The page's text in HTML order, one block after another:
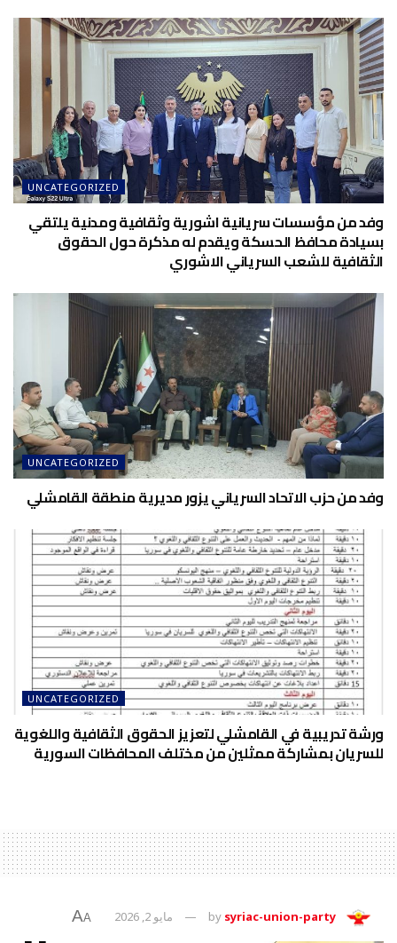
UNCATEGORIZED
وفد من مؤسسات سريانية اشورية وثقافية ومدنية يلتقي
بسيادة محافظ الحسكة ويقدم له مذكرة حول الحقوق
الثقافية للشعب السرياني الاشوري
UNCATEGORIZED
وفد من حزب الاتحاد السرياني يزور مديرية منطقة القامشلي
UNCATEGORIZED
ورشة تدريبية في القامشلي لتعزيز الحقوق الثقافية واللغوية
للسريان بمشاركة ممثلين من مختلف المحافظات السورية
by syriac-union-party مايو 2, 2026 A
A